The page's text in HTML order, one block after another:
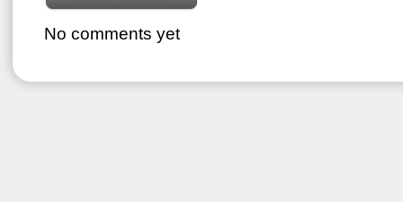
No comments yet